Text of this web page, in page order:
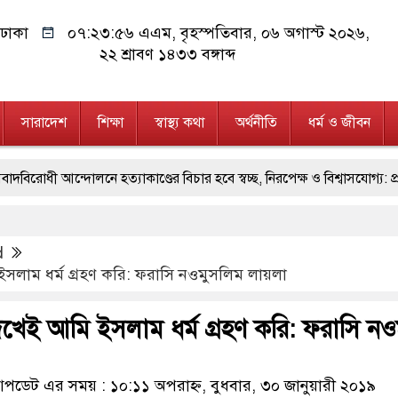
ঢাকা ০৭:২৩:৫৭ এএম, বৃহস্পতিবার, ০৬ অগাস্ট ২০২৬,
২২ শ্রাবণ ১৪৩৩ বঙ্গাব্দ
সারাদেশ শিক্ষা স্বাস্থ্য কথা অর্থনীতি ধর্ম ও জীবন
হত্যাকাণ্ডের বিচার হবে স্বচ্ছ, নিরপেক্ষ ও বিশ্বাসযোগ্য: প্রধানমন্ত্রী
বলেই জুলাই আন্দোলন সফল হয়েছে : প্রধানমন্ত্রী মিরপুর
যেকোনো
মূর্তমান প্রতীক বেগম খালেদা জিয়া : তথ্যমন্ত্রী যে ভাবে ডেভিড
ধর্ম গ্রহণ করি: ফরাসি নওমুসলিম লায়লা
আমি ইসলাম ধর্ম গ্রহণ করি: ফরাসি
এর সময় : ১০:১১ অপরাহ্ন, বুধবার, ৩০ জানুয়ারী ২০১৯